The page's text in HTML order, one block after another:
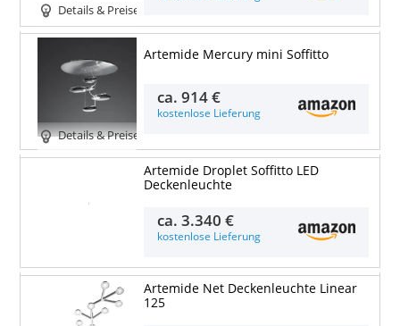
Details & Preise
Details & Preise
Artemide Mercury mini Soffitto
ca.914 €
kostenlose Lieferung
Artemide Droplet Soffitto LED
Deckenleuchte
ca.3.340 €
kostenlose Lieferung
Artemide Net Deckenleuchte Linear
125